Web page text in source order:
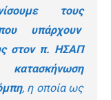
τους
υπάρχουν
στον π. ΗΣΑΠ
, η οποία ως